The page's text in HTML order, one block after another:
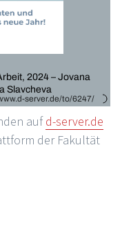
aufd-server.de
der Fakultät